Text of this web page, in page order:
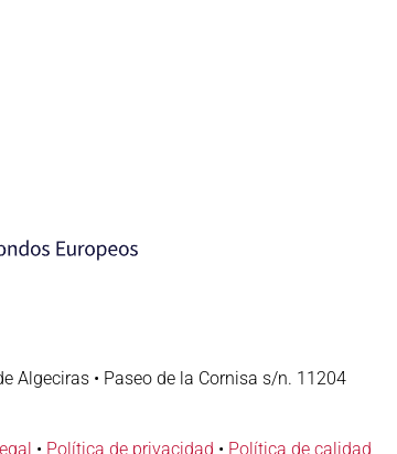
Algeciras • Paseo de la Cornisa s/n. 11204
• Política de privacidad • Política de calidad